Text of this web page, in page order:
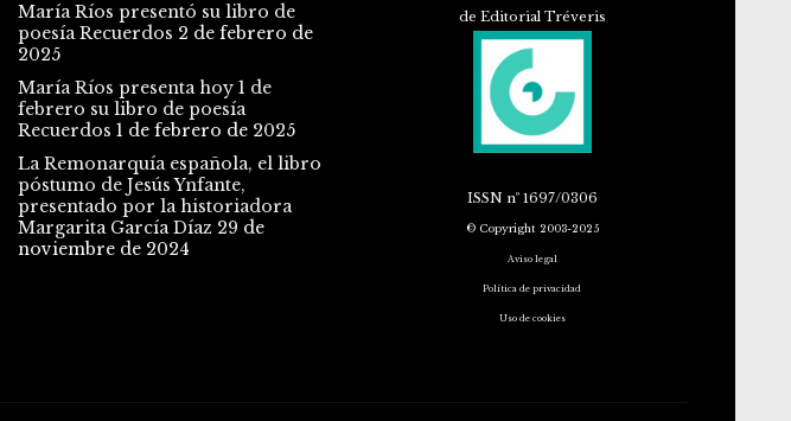
María Ríos presentó su libro de
poesía Recuerdos 2 de febrero de
2025
María Ríos presenta hoy 1 de
febrero su libro de poesía
Recuerdos 1 de febrero de 2025
La Remonarquía española, el libro
póstumo de Jesús Ynfante,
presentado por la historiadora
Margarita García Díaz 29 de
noviembre de 2024
de Editorial Tréveris
ISSNnº 1697/0306
© Copyright 2003-2025
Aviso legal
Política de privacidad
Uso de cookies